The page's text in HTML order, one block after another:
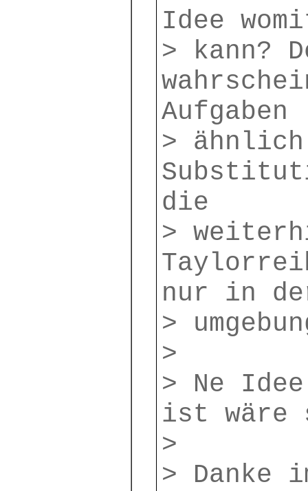
Idee
> kann?
Aufgaben
>
die
>
nur in
>
>
> Ne
ist wäre
>
> Danke